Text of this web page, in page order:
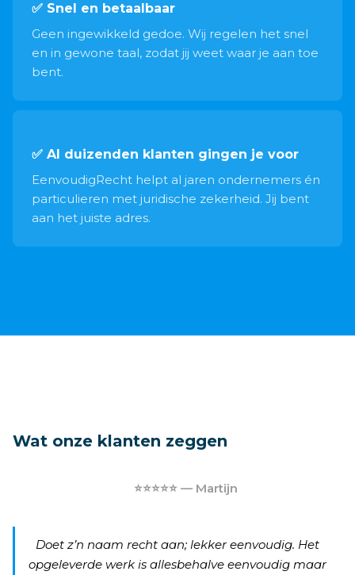
✅ Snel en betaalbaar
Geen ingewikkeld gedoe. Wij regelen het snel
en in gewone taal, zodat jij weet waar je aan toe
bent.
✅ Al duizenden klanten gingen je voor
EenvoudigRecht helpt al jaren ondernemers én
particulieren met juridische zekerheid. Jij bent
aan het juiste adres.
Wat onze klanten zeggen
⭐⭐⭐⭐⭐ — Martijn
Doet z’n naam recht aan; lekker eenvoudig. Het
opgeleverde werk is allesbehalve eenvoudig maar